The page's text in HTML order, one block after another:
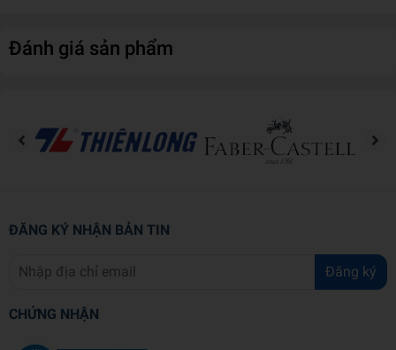
cách logic.
- Phát triển khả năng đặt câu hỏi đúng và đánh giá thông tin đa
chiều.
“Tư duy phản biện như một triết gia” không đơn thuần là một cuốn
thế giới xung quanh, tránh bị cuốn theo số đông và đưa ra những
quyết định sáng suốt hơn, đặc biệt trong một thời đại mà ai cũng có
thể nói, nhưng không phải ai cũng thực sự hiểu mình đang nói gì.
Đánh giá sản phẩm
ĐĂNG KÝ NHẬN BẢN TIN
Đăng ký
CHỨNG NHẬN